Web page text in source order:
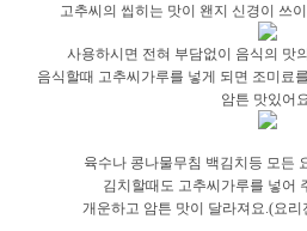
고추씨의 씹히는 맛이 왠지 신경이 쓰
사용하시면 전혀 부담없이 음식의 맛
음식할때 고추씨가루를 넣게 되면 조미료
암튼 맛있어요.
육수나 콩나물무침 백김치등 모든
김치할때도 고추씨가루를 넣어
개운하고 암튼 맛이 달라져요.(요